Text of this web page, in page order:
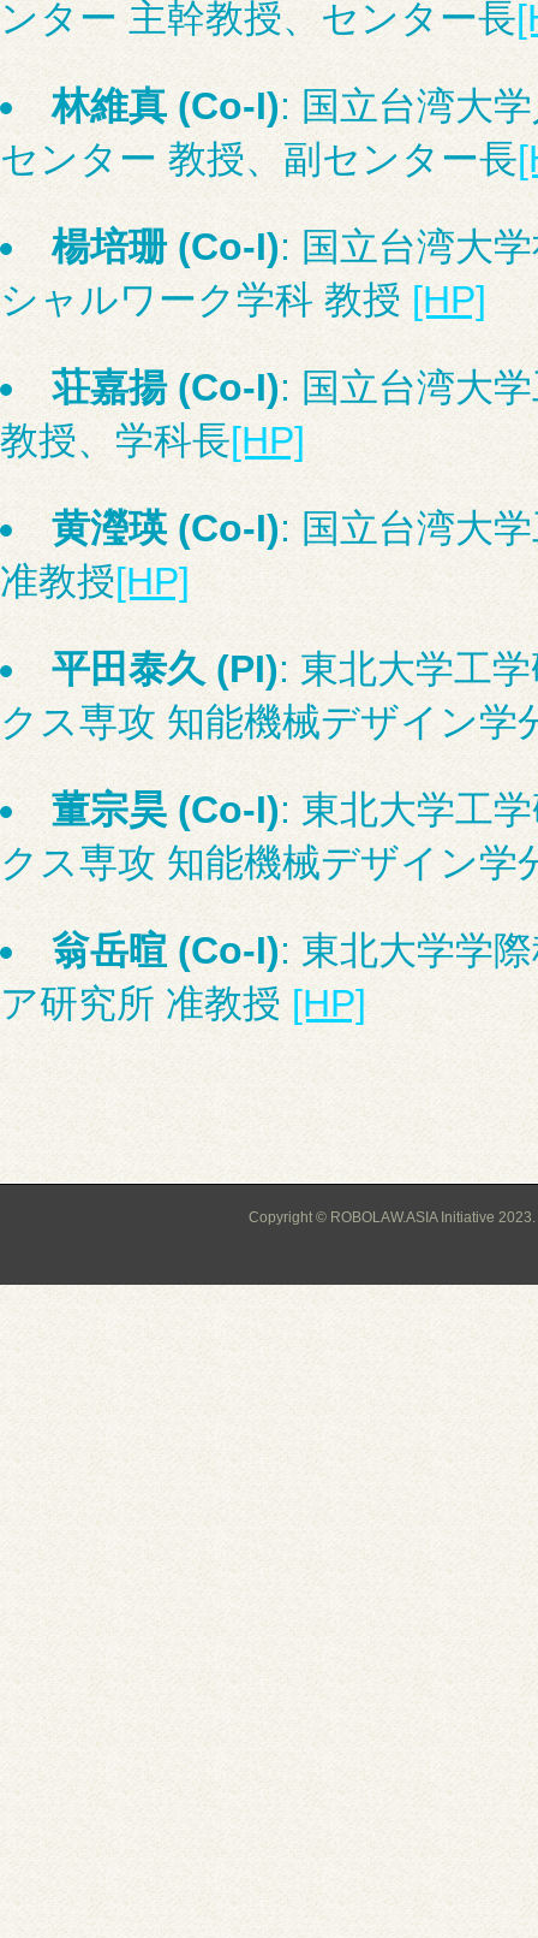
ンター 主幹教授、センター長
林維真 (Co-I): 国立台湾大
センター 教授、副センター長
楊培珊 (Co-I): 国立台湾大
シャルワーク学科 教授 [HP]
荘嘉揚 (Co-I): 国立台湾大
教授、学科長[HP]
黄瀅瑛 (Co-I): 国立台湾大
准教授[HP]
平田泰久 (PI): 東北大学工
クス専攻 知能機械デザイン学
董宗昊 (Co-I): 東北大学工
クス専攻 知能機械デザイン学
翁岳暄 (Co-I): 東北大学学
ア研究所 准教授 [HP]
Copyright © ROBOLAW.ASIA Initiative